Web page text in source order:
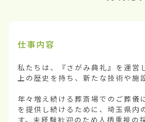
仕事内容
私たちは、『さがみ典礼』を運営
上の歴史を持ち、新たな技術や施
年々増え続ける葬斎場でのご葬儀
を提供し続けるために、埼玉県内
す。未経験歓迎のため人柄重視の